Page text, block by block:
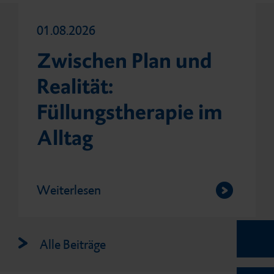
01.08.2026
Zwischen Plan und
Realität:
Füllungstherapie im
Alltag
Weiterlesen
Alle Beiträge